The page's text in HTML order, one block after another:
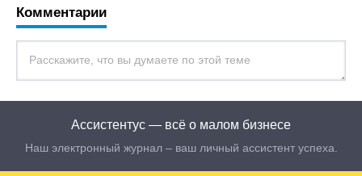
Комментарии
Ассистентус — всё о малом бизнесе
Наш электронный журнал – ваш личный ассистент успеха.